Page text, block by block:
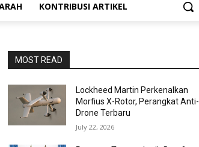
KONTRIBUSI ARTIKEL
MOST READ
Lockheed Martin Perkenalkan
Morfius X-Rotor, Perangkat Anti-
Drone Terbaru
July 22, 2026